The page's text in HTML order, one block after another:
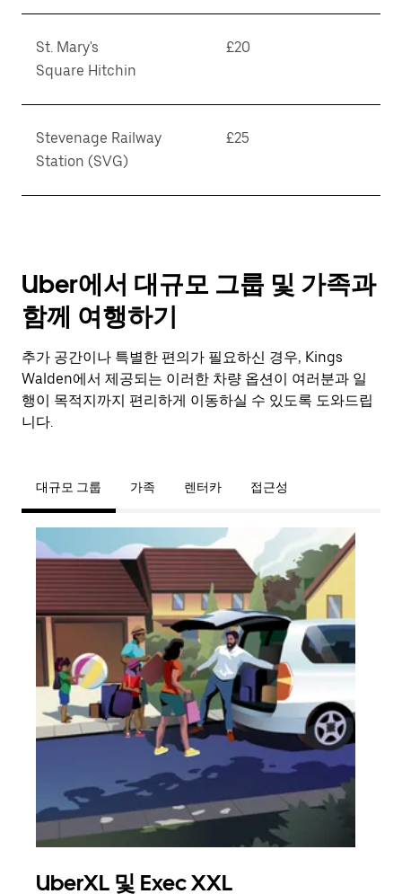
St. Mary's
Square Hitchin
£20
Stevenage Railway
Station (SVG)
£25
Uber에서 대규모 그룹 및 가족과
함께 여행하기
추가 공간이나 특별한 편의가 필요하신 경우, Kings
Walden에서 제공되는 이러한 차량 옵션이 여러분과 일
행이 목적지까지 편리하게 이동하실 수 있도록 도와드립
니다.
대규모 그룹 가족 렌터카 접근성
UberXL 및 Exec XXL